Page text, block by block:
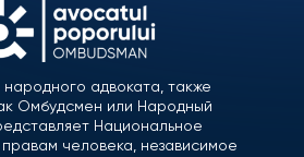
адвоката, также
Омбудсмен или Народный
Национальное
человека, независимое